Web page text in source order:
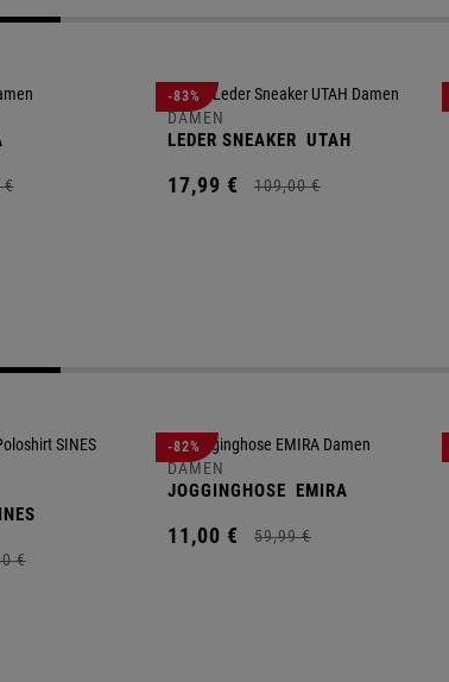
€
-83%
DAMEN
LEDER SNEAKER UTAH
17,99 € 109,00 €
€
-82%
DAMEN
JOGGINGHOSE EMIRA
11,00 € 59,99 €